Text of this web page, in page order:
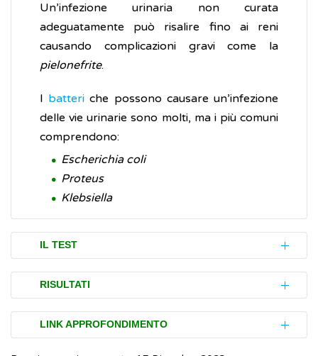
Un’infezione urinaria non curata
adeguatamente può risalire fino ai reni
causando complicazioni gravi come la
pielonefrite.
I batteri che possono causare un’infezione
delle vie urinarie sono molti, ma i più comuni
comprendono:
Escherichia coli
Proteus
Klebsiella
IL TEST
Per effettuare l’urinocoltura non è
necessaria alcuna preparazione particolare.
È sufficiente acquistare in farmacia, o
parafarmacia, un apposito contenitore
RISULTATI
Se il risultato dell’urinocoltura è definito
positivosignifica che si è sviluppato un
LINK APPROFONDIMENTO